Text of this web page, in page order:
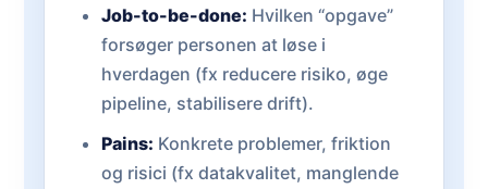
Job-to-be-done: Hvilken “opgave”
forsøger personen at løse i
hverdagen (fx reducere risiko, øge
pipeline, stabilisere drift).
Pains: Konkrete problemer, friktion
og risici (fx datakvalitet, manglende